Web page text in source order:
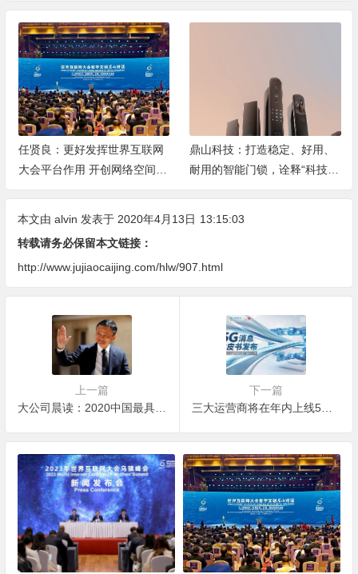
鼎山科技：打造稳定、好用、
耐用的智能门锁，诠释“科技温
暖生活”的品牌理念
亚马逊云科技受邀出席金蝶20
23全球创见者大会
本文由 alvin 发表于 2020年4月13日 13:15:03
转载请务必保留本文链接：
http://www.jujiaocaijing.com/hlw/907.html
上一篇
大公司晨读：2020中国最具影响力50位商界领袖，马云任正非等上榜
下一篇
三大运营商将在年内上线5G消息，或将实行流量计费